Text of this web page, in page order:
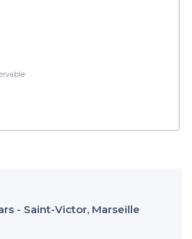
- Saint-Victor, Marseille